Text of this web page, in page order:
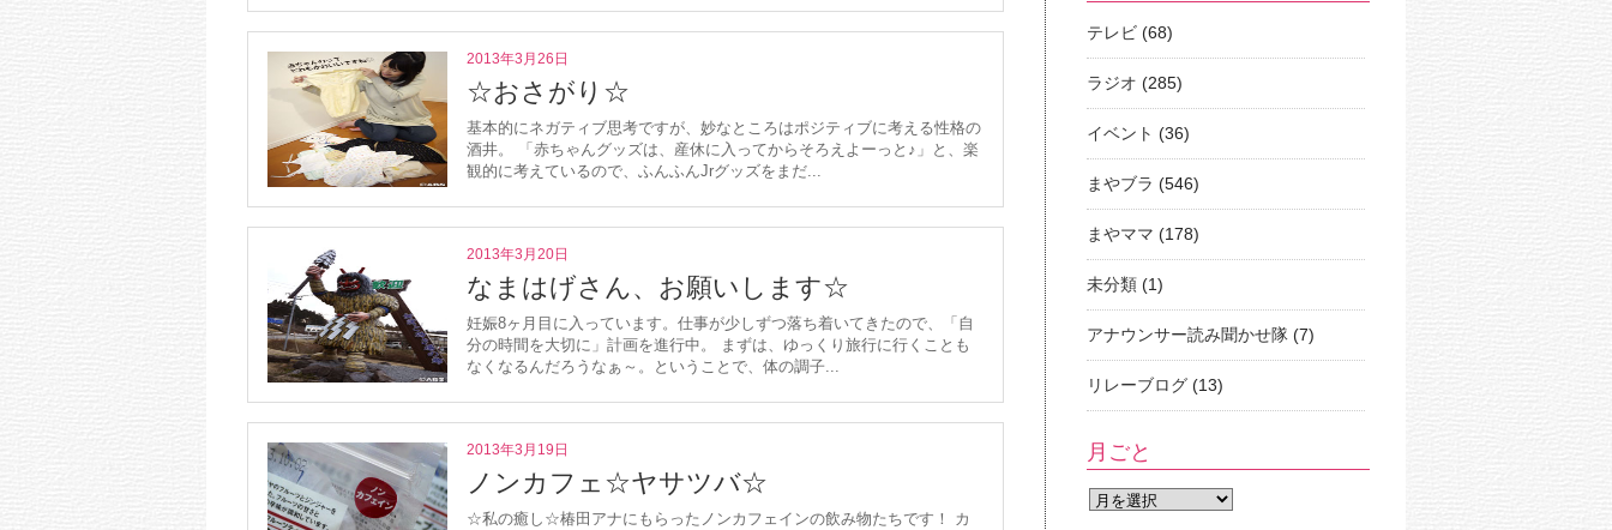
2013年3月26日
☆おさがり☆
基本的にネガティブ思考ですが、妙なところはポジティブに考える性格の
酒井。 「赤ちゃんグッズは、産休に入ってからそろえよーっと♪」と、楽
観的に考えているので、ふんふんJrグッズをまだ...
2013年3月20日
なまはげさん、お願いします☆
妊娠8ヶ月目に入っています。仕事が少しずつ落ち着いてきたので、「自
分の時間を大切に」計画を進行中。 まずは、ゆっくり旅行に行くことも
なくなるんだろうなぁ～。ということで、体の調子...
2013年3月19日
ノンカフェ☆ヤサツバ☆
☆私の癒し☆椿田アナにもらったノンカフェインの飲み物たちです！ カ
テレビ (68)
ラジオ (285)
イベント (36)
まやブラ (546)
まやママ (178)
未分類 (1)
アナウンサー読み聞かせ隊 (7)
リレーブログ (13)
月ごと